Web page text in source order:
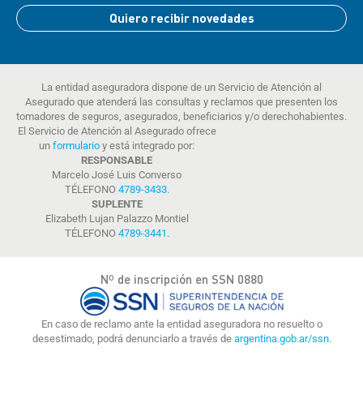
Quiero recibir novedades
La entidad aseguradora dispone de un Servicio de Atención al
Asegurado que atenderá las consultas y reclamos que presenten los
tomadores de seguros, asegurados, beneficiarios y/o derechohabientes.
El Servicio de Atención al Asegurado ofrece
un formulario y está integrado por:
RESPONSABLE
Marcelo José Luis Converso
TÉLEFONO 4789-3433.
SUPLENTE
Elizabeth Lujan Palazzo Montiel
TÉLEFONO 4789-3441 .
Nº de inscripción en SSN 0880
En caso de reclamo ante la entidad aseguradora no resuelto o
desestimado, podrá denunciarlo a través de argentina.gob.ar/ssn.